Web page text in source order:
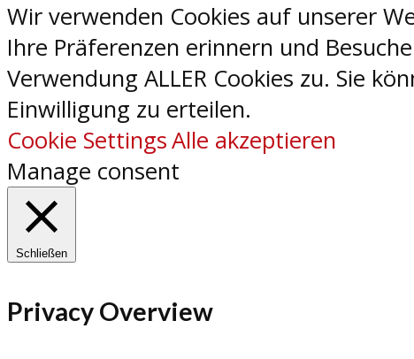
Wir verwenden Cookies auf unserer
Ihre Präferenzen erinnern und
Verwendung ALLER Cookies zu. Sie
Einwilligung zu erteilen.
Cookie SettingsAlle akzeptieren
Manage consent
Schließen
Privacy Overview